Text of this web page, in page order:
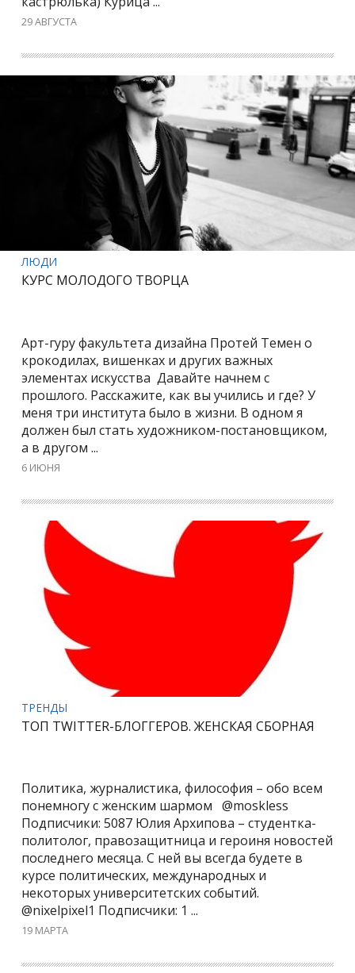
29 АВГУСТА
ЛЮДИ
КУРС МОЛОДОГО ТВОРЦА
Арт-гуру факультета дизайна Протей Темен о
крокодилах, вишенках и других важных
элементах искусства Давайте начнем с
прошлого. Расскажите, как вы учились и где? У
меня три института было в жизни. В одном я
должен был стать художником-постановщиком,
а в другом ...
6 ИЮНЯ
ТРЕНДЫ
ТОП TWITTER-БЛОГГЕРОВ. ЖЕНСКАЯ СБОРНАЯ
Политика, журналистика, философия – обо всем
понемногу с женским шармом @moskless
Подписчики: 5087 Юлия Архипова – студентка-
политолог, правозащитница и героиня новостей
последнего месяца. С ней вы всегда будете в
курсе политических, международных и
некоторых университетских событий.
@nixelpixel1 Подписчики: 1 ...
19 МАРТА